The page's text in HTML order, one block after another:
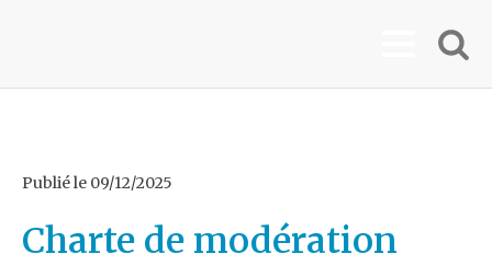
Publié le 09/12/2025
Charte de modération